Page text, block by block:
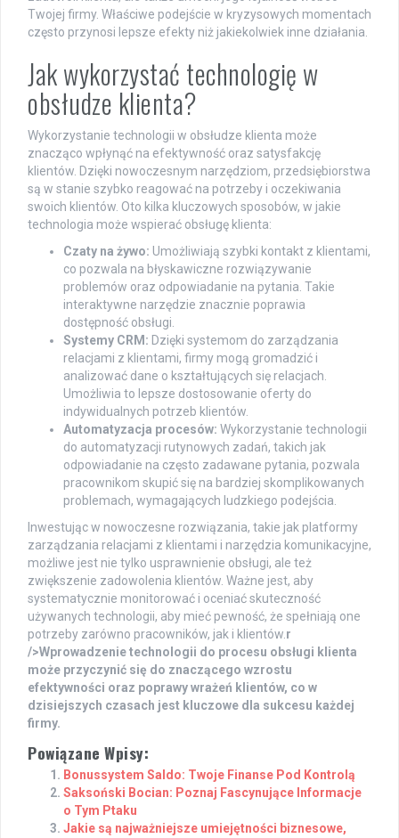
Twojej firmy. Właściwe podejście w kryzysowych momentach
często przynosi lepsze efekty niż jakiekolwiek inne działania.
Jak wykorzystać technologię w
obsłudze klienta?
Wykorzystanie technologii w obsłudze klienta może
znacząco wpłynąć na efektywność oraz satysfakcję
klientów. Dzięki nowoczesnym narzędziom, przedsiębiorstwa
są w stanie szybko reagować na potrzeby i oczekiwania
swoich klientów. Oto kilka kluczowych sposobów, w jakie
technologia może wspierać obsługę klienta:
Czaty na żywo: Umożliwiają szybki kontakt z klientami,
co pozwala na błyskawiczne rozwiązywanie
problemów oraz odpowiadanie na pytania. Takie
interaktywne narzędzie znacznie poprawia
dostępność obsługi.
Systemy CRM: Dzięki systemom do zarządzania
relacjami z klientami, firmy mogą gromadzić i
analizować dane o kształtujących się relacjach.
Umożliwia to lepsze dostosowanie oferty do
indywidualnych potrzeb klientów.
Automatyzacja procesów: Wykorzystanie technologii
do automatyzacji rutynowych zadań, takich jak
odpowiadanie na często zadawane pytania, pozwala
pracownikom skupić się na bardziej skomplikowanych
problemach, wymagających ludzkiego podejścia.
Inwestując w nowoczesne rozwiązania, takie jak platformy
zarządzania relacjami z klientami i narzędzia komunikacyjne,
możliwe jest nie tylko usprawnienie obsługi, ale też
zwiększenie zadowolenia klientów. Ważne jest, aby
systematycznie monitorować i oceniać skuteczność
używanych technologii, aby mieć pewność, że spełniają one
potrzeby zarówno pracowników, jak i klientów.r
/>Wprowadzenie technologii do procesu obsługi klienta
może przyczynić się do znaczącego wzrostu
efektywności oraz poprawy wrażeń klientów, co w
dzisiejszych czasach jest kluczowe dla sukcesu każdej
firmy.
Powiązane Wpisy:
Bonussystem Saldo: Twoje Finanse Pod Kontrolą
Saksoński Bocian: Poznaj Fascynujące Informacje
o Tym Ptaku
Jakie są najważniejsze umiejętności biznesowe,